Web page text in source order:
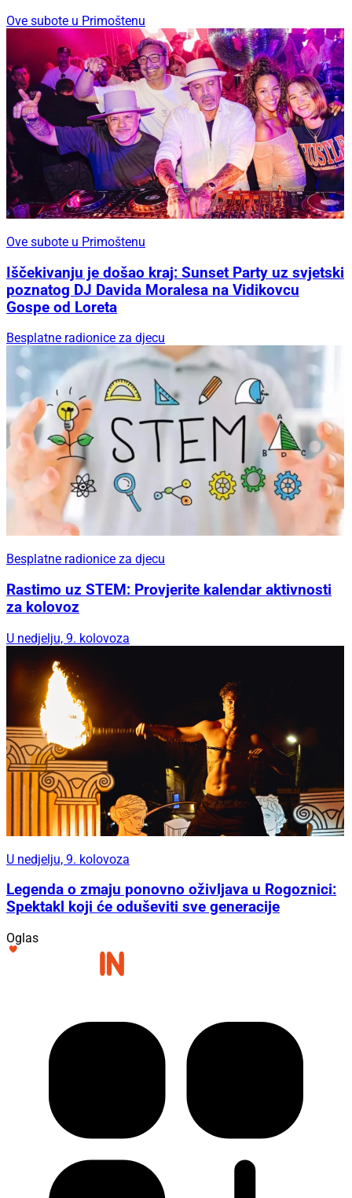
Ove subote u Primoštenu
Ove subote u Primoštenu
Iščekivanju je došao kraj: Sunset Party uz svjetski
poznatog DJ Davida Moralesa na Vidikovcu
Gospe od Loreta
Besplatne radionice za djecu
Besplatne radionice za djecu
Rastimo uz STEM: Provjerite kalendar aktivnosti
za kolovoz
U nedjelju, 9. kolovoza
U nedjelju, 9. kolovoza
Legenda o zmaju ponovno oživljava u Rogoznici:
Spektakl koji će oduševiti sve generacije
Oglas